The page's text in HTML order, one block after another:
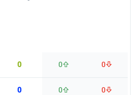
0 0 0
0 0 0